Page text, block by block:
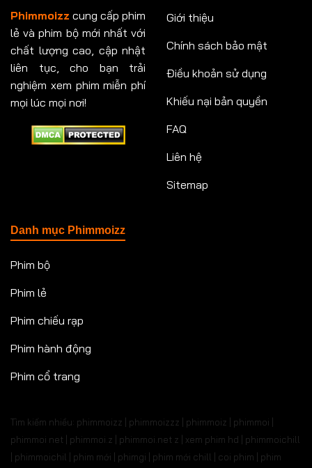
Phimmoizz cung cấp phim
lẻ và phim bộ mới nhất với
chất lượng cao, cập nhật
liên tục, cho bạn trải
nghiệm xem phim miễn phí
mọi lúc mọi nơi!
Giới thiệu
Chính sách bảo mật
Điều khoản sử dụng
Khiếu nại bản quyền
FAQ
Liên hệ
Sitemap
Danh mục Phimmoizz
Phim bộ
Phim lẻ
Phim chiếu rạp
Phim hành động
Phim cổ trang
Tìm kiếm nhiều: phimmoizz | phimmoizzz | phimmoiz | phimmoi |
phimmoi net | phimmoi.z | phimmoi.net z | xem phim hd | phimmoichill
| phimmoichil | phim mới | phimgi | phim mới chill | coi phim | phim